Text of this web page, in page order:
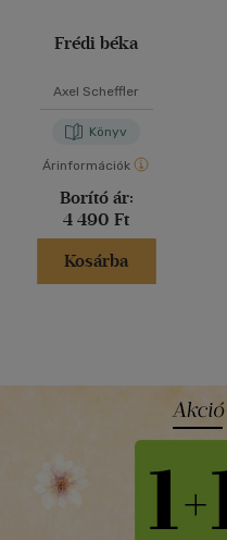
Frédi béka
Axel Scheffler
Könyv
Árinformációk
Borító ár:
4 490 Ft
Kosárba